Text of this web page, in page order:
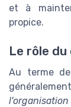
et à
propice.
Le rôle
Au terme